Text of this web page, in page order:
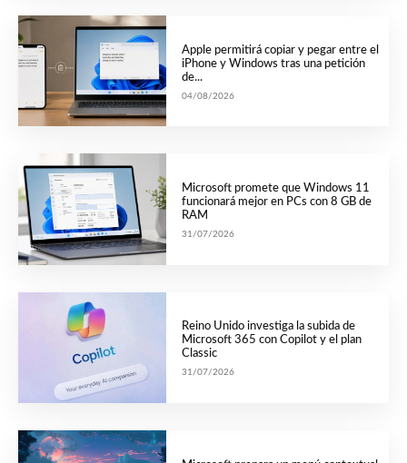
Apple permitirá copiar y pegar entre el
iPhone y Windows tras una petición
de...
04/08/2026
Microsoft promete que Windows 11
funcionará mejor en PCs con 8 GB de
RAM
31/07/2026
Reino Unido investiga la subida de
Microsoft 365 con Copilot y el plan
Classic
31/07/2026